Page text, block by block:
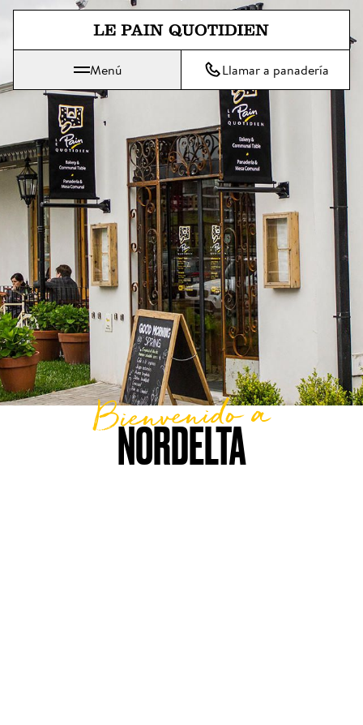
Ir directamente al contenido
Le Pain Quotidien significa: El pan de cada día
Menú Llamar a panadería
NORDELTA
Bienvenido a